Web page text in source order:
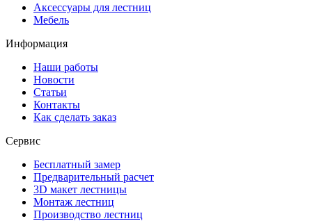
Аксессуары для лестниц
Мебель
Информация
Наши работы
Новости
Статьи
Контакты
Как сделать заказ
Сервис
Бесплатный замер
Предварительный расчет
3D макет лестницы
Монтаж лестниц
Производство лестниц